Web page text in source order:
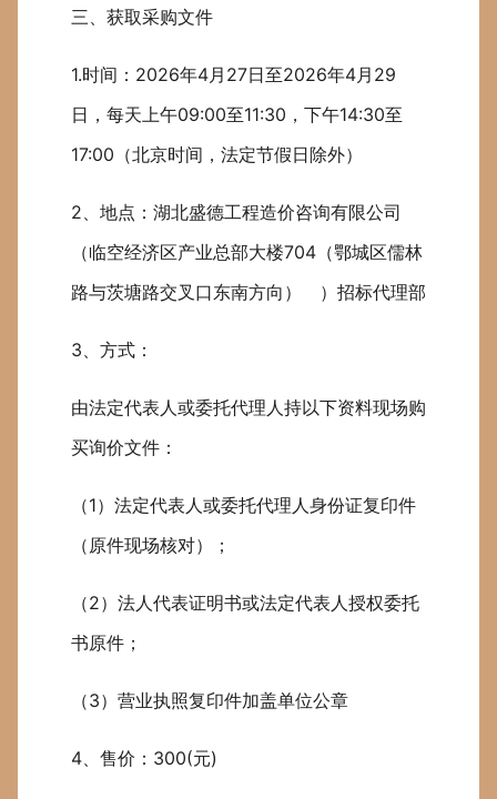
三、获取采购文件
1.时间：2026年4月27日至2026年4月29
日，每天上午09:00至11:30，下午14:30至
17:00（北京时间，法定节假日除外）
2、地点：湖北盛德工程造价咨询有限公司
（临空经济区产业总部大楼704（鄂城区儒林
路与茨塘路交叉口东南方向） ）招标代理部
3、方式：
由法定代表人或委托代理人持以下资料现场购
买询价文件：
（1）法定代表人或委托代理人身份证复印件
（原件现场核对）；
（2）法人代表证明书或法定代表人授权委托
书原件；
（3）营业执照复印件加盖单位公章
4、售价：300(元)